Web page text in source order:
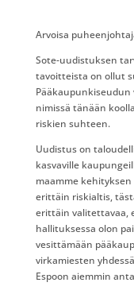
Arvoisa
Sote-uudistuksen
tavoitteista on ollut
nimissä tänään
riskien suhteen.
Uudistus on
kasvaville
maamme
erittäin riskialtis,
erittäin valitettavaa,
hallituksessa olon
vesittämään
virkamiesten
Espoon aiemmin